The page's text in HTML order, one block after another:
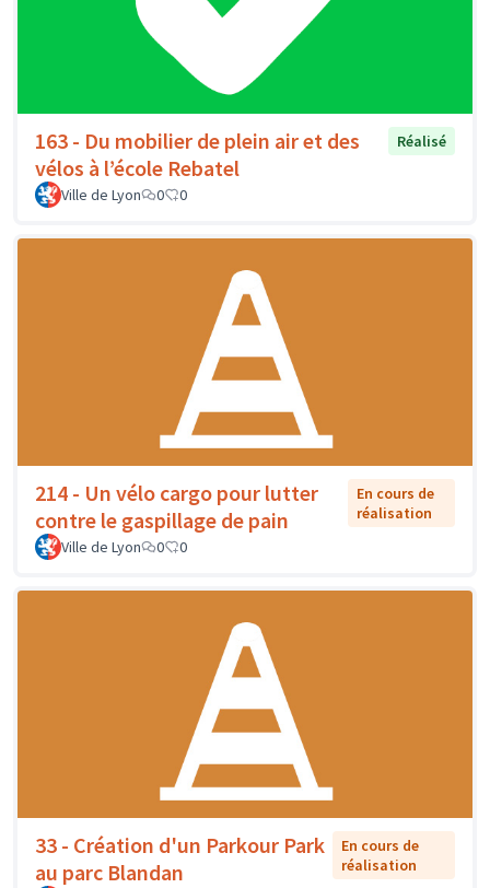
163 - Du mobilier de plein air et des
vélos à l’école Rebatel
Réalisé
Ville de Lyon 0 0
214 - Un vélo cargo pour lutter
contre le gaspillage de pain
En cours de
réalisation
Ville de Lyon
0 0
33 - Création d'un Parkour Park
au parc Blandan
En cours de
réalisation